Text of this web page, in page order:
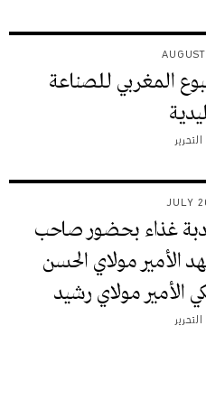
المغربي للصناعة
غذاء بحضور صاحب
الأمير مولاي الحسن
الأمير مولاي رشيد